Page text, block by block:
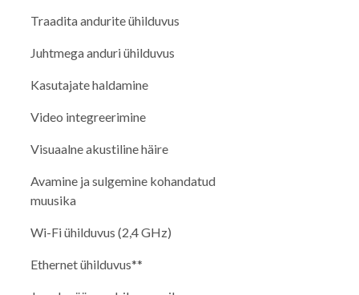
Traadita andurite ühilduvus
Juhtmega anduri ühilduvus
Kasutajate haldamine
Video integreerimine
Visuaalne akustiline häire
Avamine ja sulgemine kohandatud
muusika
Wi-Fi ühilduvus (2,4 GHz)
Ethernet ühilduvus**